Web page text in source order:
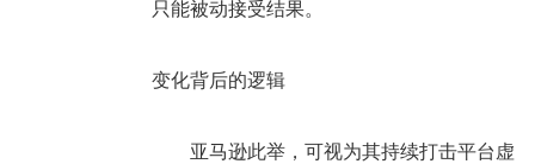
只能被动接受结果。
变化背后的逻辑
亚马逊此举，可视为其持续打击平台虚